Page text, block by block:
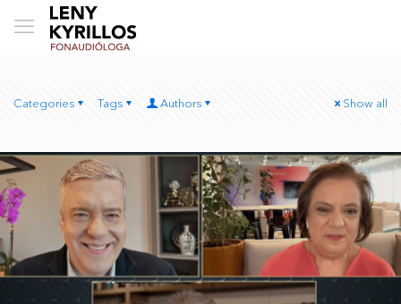
Categories Tags Authors Show all